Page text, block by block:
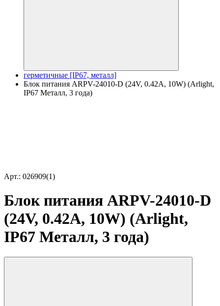
герметичные [IP67, металл]
Блок питания ARPV-24010-D (24V, 0.42A, 10W) (Arlight,
IP67 Металл, 3 года)
Арт.: 026909(1)
Блок питания ARPV-24010-D
(24V, 0.42A, 10W) (Arlight,
IP67 Металл, 3 года)